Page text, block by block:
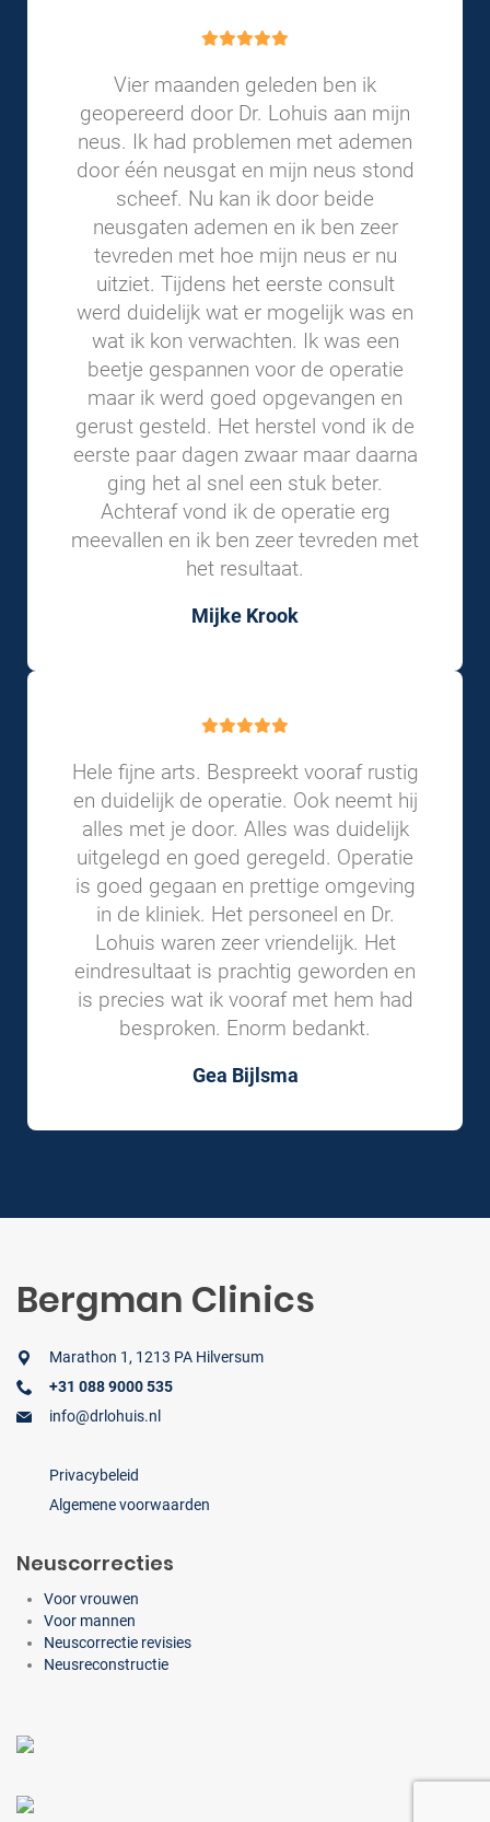
Vier maanden geleden ben ik
geopereerd door Dr. Lohuis aan mijn
neus. Ik had problemen met ademen
door één neusgat en mijn neus stond
scheef. Nu kan ik door beide
neusgaten ademen en ik ben zeer
tevreden met hoe mijn neus er nu
uitziet. Tijdens het eerste consult
werd duidelijk wat er mogelijk was en
wat ik kon verwachten. Ik was een
beetje gespannen voor de operatie
maar ik werd goed opgevangen en
gerust gesteld. Het herstel vond ik de
eerste paar dagen zwaar maar daarna
ging het al snel een stuk beter.
Achteraf vond ik de operatie erg
meevallen en ik ben zeer tevreden met
het resultaat.
Mijke Krook
Hele fijne arts. Bespreekt vooraf rustig
en duidelijk de operatie. Ook neemt hij
alles met je door. Alles was duidelijk
uitgelegd en goed geregeld. Operatie
is goed gegaan en prettige omgeving
in de kliniek. Het personeel en Dr.
Lohuis waren zeer vriendelijk. Het
eindresultaat is prachtig geworden en
is precies wat ik vooraf met hem had
besproken. Enorm bedankt.
Gea Bijlsma
Bergman Clinics
Marathon 1, 1213 PA Hilversum
+31 088 9000 535
info@drlohuis.nl
Privacybeleid
Algemene voorwaarden
Neuscorrecties
Voor vrouwen
Voor mannen
Neuscorrectie revisies
Neusreconstructie